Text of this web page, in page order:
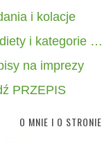
i kolacje
i kategorie …
na imprezy
PRZEPIS
O MNIE I O STRONIE